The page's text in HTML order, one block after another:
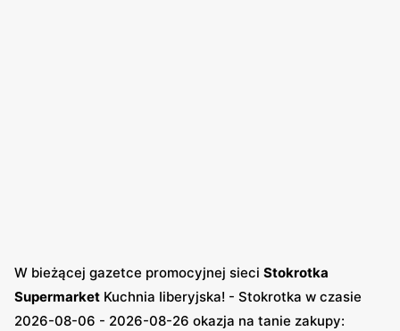
W bieżącej gazetce promocyjnej sieci Stokrotka
Supermarket Kuchnia Iiberyjska! - Stokrotka w czasie
2026-08-06 - 2026-08-26 okazja na tanie zakupy: